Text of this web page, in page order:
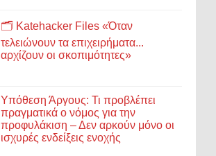
🗂️ Katehacker Files «Όταν
τελειώνουν τα επιχειρήματα...
αρχίζουν οι σκοπιμότητες»
Υπόθεση Άργους: Τι προβλέπει
πραγματικά ο νόμος για την
προφυλάκιση – Δεν αρκούν μόνο οι
ισχυρές ενδείξεις ενοχής